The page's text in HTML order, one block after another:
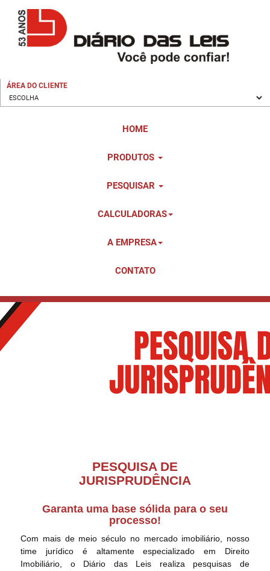
ÁREA DO CLIENTE
HOME
PRODUTOS
PESQUISAR
CALCULADORAS
A EMPRESA
CONTATO
PESQUISA DE
JURISPRUDÊNCIA
Garanta uma base sólida para o seu
processo!
Com mais de meio século no mercado imobiliário, nosso
time jurídico é altamente especializado em Direito
Imobiliário, o Diário das Leis realiza pesquisas de